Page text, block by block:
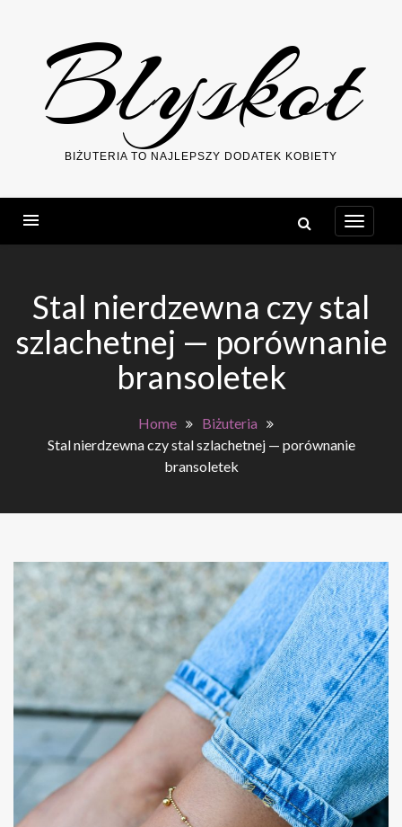
Blyskot
BIŻUTERIA TO NAJLEPSZY DODATEK KOBIETY
Stal nierdzewna czy stal
szlachetnej — porównanie
bransoletek
Home
Biżuteria
Stal nierdzewna czy stal szlachetnej — porównanie
bransoletek